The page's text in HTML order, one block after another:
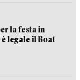
la festa in
è legale il Boat